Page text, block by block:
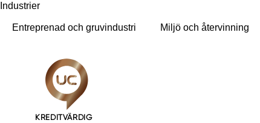
Industrier
Entreprenad och gruvindustri Miljö och återvinning